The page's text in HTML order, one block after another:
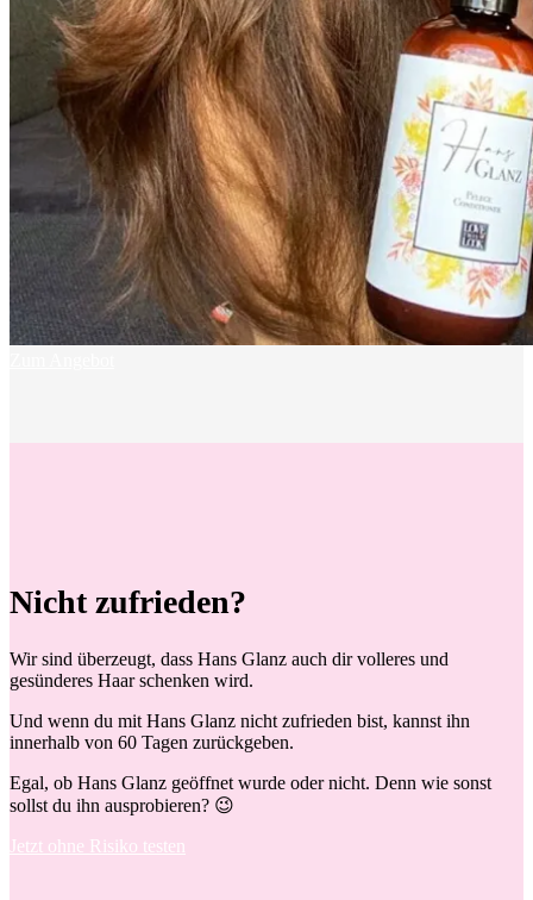
Nicht zufrieden?
Wir sind überzeugt, dass Hans Glanz auch dir volleres und
gesünderes Haar schenken wird.
Und wenn du mit Hans Glanz nicht zufrieden bist, kannst ihn
innerhalb von 60 Tagen zurückgeben.
Egal, ob Hans Glanz geöffnet wurde oder nicht. Denn wie sonst
sollst du ihn ausprobieren? 😉
Jetzt ohne Risiko testen